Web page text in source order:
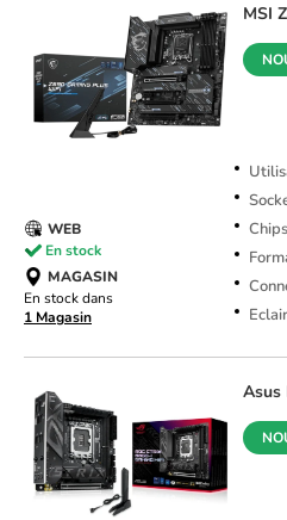
MSI
WEB
En stock
MAGASIN
En stock dans
1 Magasin
Asus